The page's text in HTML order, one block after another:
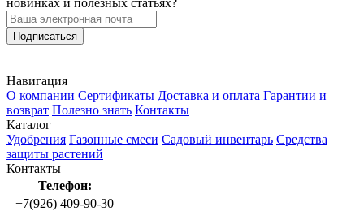
новинках и полезных статьях?
Подписаться
Навигация
О компании Сертификаты Доставка и оплата Гарантии и
возврат Полезно знать Контакты
Каталог
Удобрения Газонные смеси Садовый инвентарь Средства
защиты растений
Контакты
Телефон:
+7(926) 409-90-30